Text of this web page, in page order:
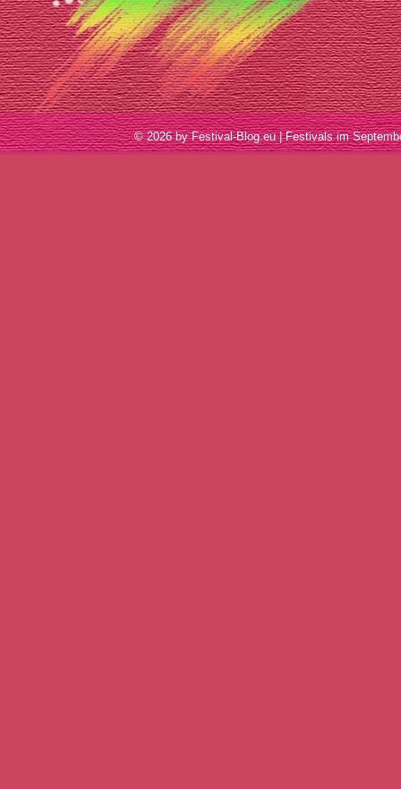
© 2026 by Festival-Blog.eu | Festivals im